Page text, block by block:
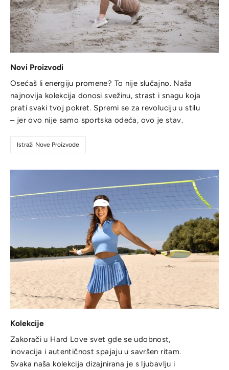
Novi Proizvodi
Osećaš li energiju promene? To nije slučajno. Naša
najnovija kolekcija donosi svežinu, strast i snagu koja
prati svaki tvoj pokret. Spremi se za revoluciju u stilu
– jer ovo nije samo sportska odeća, ovo je stav.
Istraži Nove Proizvode
Kolekcije
Zakorači u Hard Love svet gde se udobnost,
inovacija i autentičnost spajaju u savršen ritam.
Svaka naša kolekcija dizajnirana je s ljubavlju i